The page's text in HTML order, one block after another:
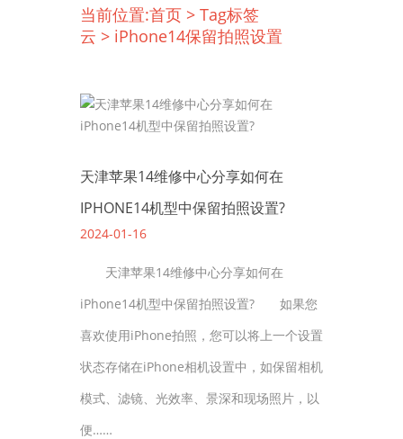
当前位置:首页 > Tag标签
云 > iPhone14保留拍照设置
天津苹果14维修中心分享如何在
IPHONE14机型中保留拍照设置?
2024-01-16
天津苹果14维修中心分享如何在
iPhone14机型中保留拍照设置? 如果您
喜欢使用iPhone拍照，您可以将上一个设置
状态存储在iPhone相机设置中，如保留相机
模式、滤镜、光效率、景深和现场照片，以
便……